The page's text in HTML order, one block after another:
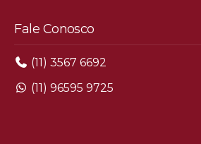
Fale Conosco
(11) 3567 6692
(11) 96595 9725